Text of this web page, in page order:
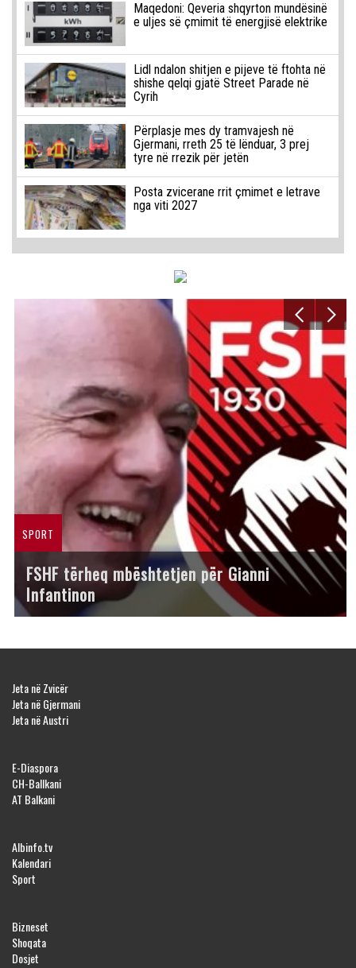
Maqedoni: Qeveria shqyrton mundësinë
e uljes së çmimit të energjisë elektrike
Lidl ndalon shitjen e pijeve të ftohta në
shishe qelqi gjatë Street Parade në
Cyrih
Përplasje mes dy tramvajesh në
Gjermani, rreth 25 të lënduar, 3 prej
tyre në rrezik për jetën
Posta zvicerane rrit çmimet e letrave
nga viti 2027
SPORT
FSHF tërheq mbështetjen për Gianni
Infantinon
Jeta në Zvicër
Jeta në Gjermani
Jeta në Austri
E-Diaspora
CH-Ballkani
AT Balkani
Albinfo.tv
Kalendari
Sport
Bizneset
Shoqata
Dosjet